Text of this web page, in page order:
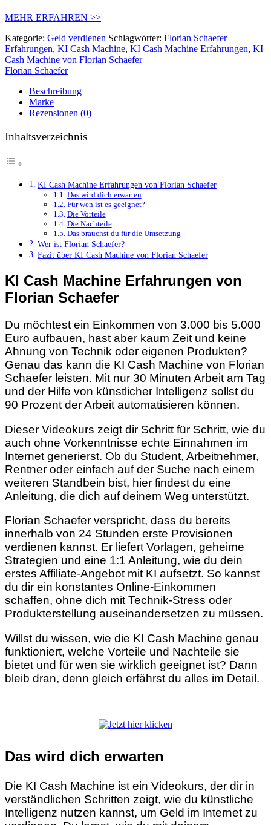
MEHR ERFAHREN >>
Kategorie: Geld verdienen Schlagwörter: Florian Schaefer
Erfahrungen, KI Cash Machine, KI Cash Machine Erfahrungen, KI
Cash Machine von Florian Schaefer
Florian Schaefer
Beschreibung
Marke
Rezensionen (0)
Inhaltsverzeichnis
KI Cash Machine Erfahrungen von Florian Schaefer
Das wird dich erwarten
Für wen ist es geeignet?
Die Vorteile
Die Nachteile
Das brauchst du für die Umsetzung
Wer ist Florian Schaefer?
Fazit über KI Cash Machine von Florian Schaefer
KI Cash Machine Erfahrungen von
Florian Schaefer
Du möchtest ein Einkommen von 3.000 bis 5.000
Euro aufbauen, hast aber kaum Zeit und keine
Ahnung von Technik oder eigenen Produkten?
Genau das kann die KI Cash Machine von Florian
Schaefer leisten. Mit nur 30 Minuten Arbeit am Tag
und der Hilfe von künstlicher Intelligenz sollst du
90 Prozent der Arbeit automatisieren können.
Dieser Videokurs zeigt dir Schritt für Schritt, wie du
auch ohne Vorkenntnisse echte Einnahmen im
Internet generierst. Ob du Student, Arbeitnehmer,
Rentner oder einfach auf der Suche nach einem
weiteren Standbein bist, hier findest du eine
Anleitung, die dich auf deinem Weg unterstützt.
Florian Schaefer verspricht, dass du bereits
innerhalb von 24 Stunden erste Provisionen
verdienen kannst. Er liefert Vorlagen, geheime
Strategien und eine 1:1 Anleitung, wie du dein
erstes Affiliate-Angebot mit KI aufsetzt. So kannst
du dir ein konstantes Online-Einkommen
schaffen, ohne dich mit Technik-Stress oder
Produkterstellung auseinandersetzen zu müssen.
Willst du wissen, wie die KI Cash Machine genau
funktioniert, welche Vorteile und Nachteile sie
bietet und für wen sie wirklich geeignet ist? Dann
bleib dran, denn gleich erfährst du alles im Detail.
Das wird dich erwarten
Die KI Cash Machine ist ein Videokurs, der dir in
verständlichen Schritten zeigt, wie du künstliche
Intelligenz nutzen kannst, um Geld im Internet zu